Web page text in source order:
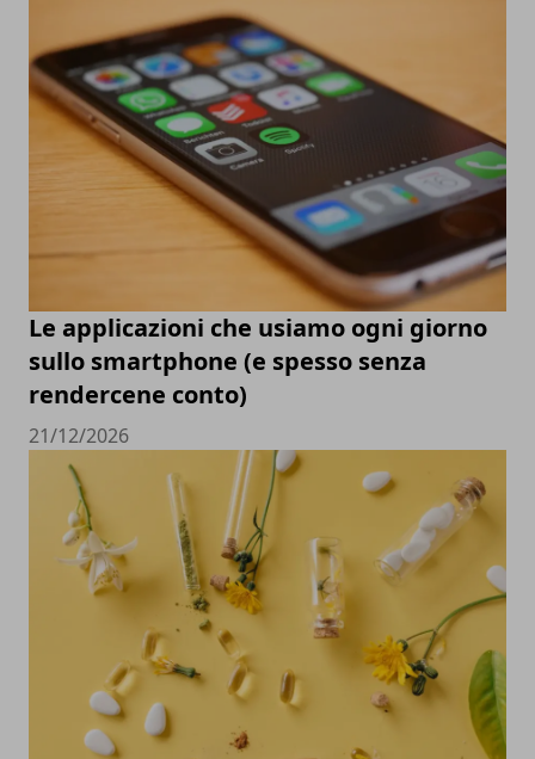
Le applicazioni che usiamo ogni giorno
sullo smartphone (e spesso senza
rendercene conto)
21/12/2026